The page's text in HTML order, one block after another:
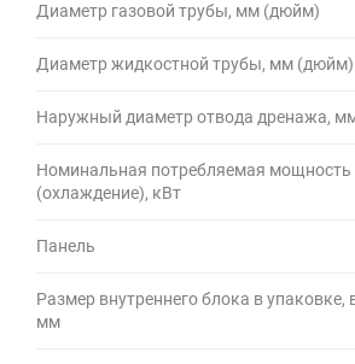
Диаметр газовой трубы, мм (дюйм)
Диаметр жидкостной трубы, мм (дюйм)
Наружный диаметр отвода дренажа,
Номинальная потребляемая мощность
(охлаждение), кВт
Панель
Размер внутреннего блока в упаковке,
мм